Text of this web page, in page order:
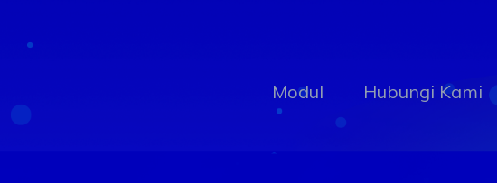
Modul Hubungi Kami